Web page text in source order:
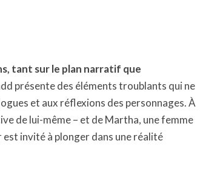
tant sur le plan narratif que
présente des éléments troublants qui ne
et aux réflexions des personnages. À
de lui-même – et de Martha, une femme
invité à plonger dans une réalité